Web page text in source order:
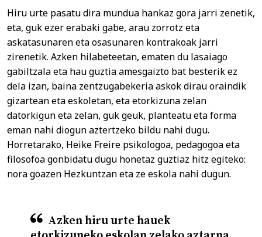
Hiru urte pasatu dira mundua hankaz gora jarri zenetik,
eta, guk ezer erabaki gabe, arau zorrotz eta
askatasunaren eta osasunaren kontrakoak jarri
zirenetik. Azken hilabeteetan, ematen du lasaiago
gabiltzala eta hau guztia amesgaizto bat besterik ez
dela izan, baina zentzugabekeria askok dirau oraindik
gizartean eta eskoletan, eta etorkizuna zelan
datorkigun eta zelan, guk geuk, planteatu eta forma
eman nahi diogun aztertzeko bildu nahi dugu.
Horretarako, Heike Freire psikologoa, pedagogoa eta
filosofoa gonbidatu dugu honetaz guztiaz hitz egiteko:
nora goazen Hezkuntzan eta ze eskola nahi dugun.
Azken hiru urte hauek